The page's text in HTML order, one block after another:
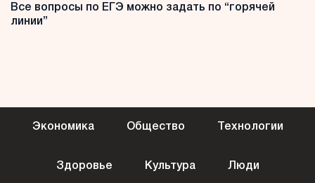
Все вопросы по ЕГЭ можно задать по “горячей
линии”
Экономика Общество Технологии
Здоровье Культура Люди